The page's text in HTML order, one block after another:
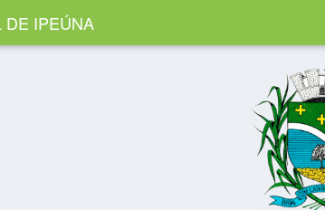
DE IPEÚNA